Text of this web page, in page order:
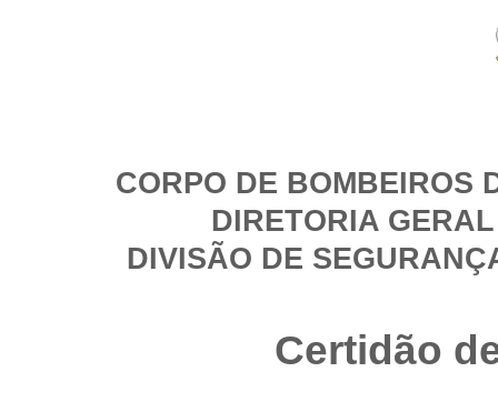
CORPO DE BOMBEIROS
DIRETORIA
DIVISÃO DE
Certidão